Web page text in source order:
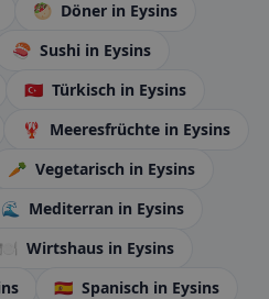
🥙 Döner in Eysins
🍣 Sushi in Eysins
🇹🇷 Türkisch in Eysins
🦞 Meeresfrüchte in Eysins
🥕 Vegetarisch in Eysins
🌊 Mediterran in Eysins
🍽️ Wirtshaus in Eysins
🇪🇸 Spanisch in Eysins